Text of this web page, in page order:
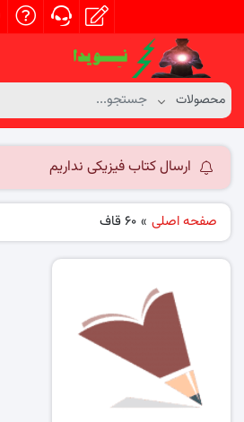
ارسال کتاب فیزیکی نداریم
صفحه اصلی » 60 قاف